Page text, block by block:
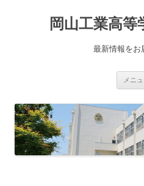
岡山工業高
最新情報をお
メニ